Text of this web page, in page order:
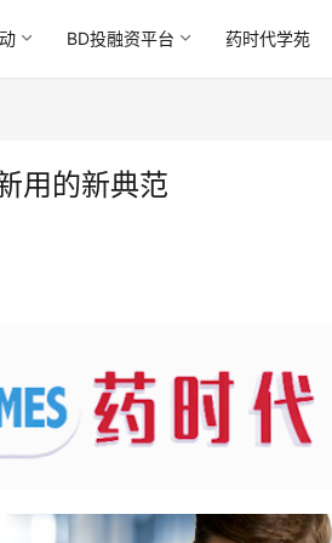
BD投融资平台 药时代学苑
用的新典范